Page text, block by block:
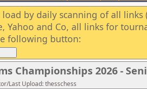
by daily scanning of all links
Yahoo and Co, all links for
following button:
Championships 2026 -
Last Upload: thesschess